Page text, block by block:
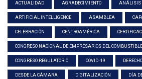
ACTUALIDAD AGRADECIMIENTO ANÁLISIS
ARTIFICIAL INTELLIGENCE ASAMBLEA
CELEBRACIÓN CENTROAMÉRICA
CONGRESO NACIONAL DE EMPRESARIOS DEL COMBUSTIBLE
CONGRESO REGULATORIO COVID -19
DESDE LA CÁMARA DIGITALIZACIÓN DÍA